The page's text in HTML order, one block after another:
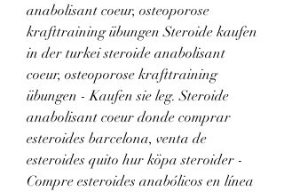
anabolisant coeur, osteoporose
krafttraining übungen Steroide kaufen
in der turkei steroide anabolisant
coeur, osteoporose krafttraining
übungen - Kaufen sie leg. Steroide
anabolisant coeur donde comprar
esteroides barcelona, venta de
esteroides quito hur köpa steroider -
Compre esteroides anabólicos en línea